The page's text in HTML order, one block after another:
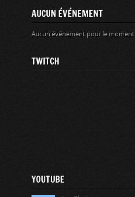
AUCUN ÉVÉNEMENT
Aucun événement pour le moment
TWITCH
YOUTUBE